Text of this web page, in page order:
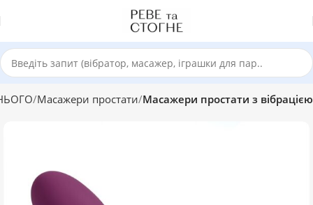
Масажери простати Масажери простати з вібрацією